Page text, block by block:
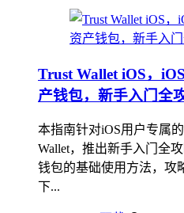
Trust Wallet iOS，
产钱包，新手入门全
本指南针对iOS用户专属
Wallet，推出新手入门全
钱包的基础使用方法，攻
下...